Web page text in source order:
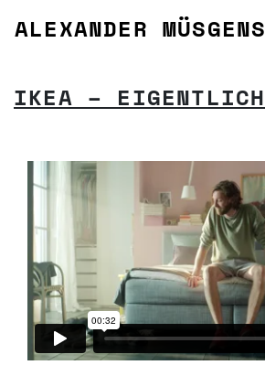
HAUPTNAVIGATION
ALEXANDER MÜSGENS
IKEA – EIGENTLICH